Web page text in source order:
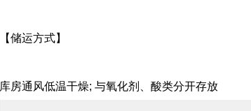
【储运方式】
库房通风低温干燥; 与氧化剂、酸类分开存放